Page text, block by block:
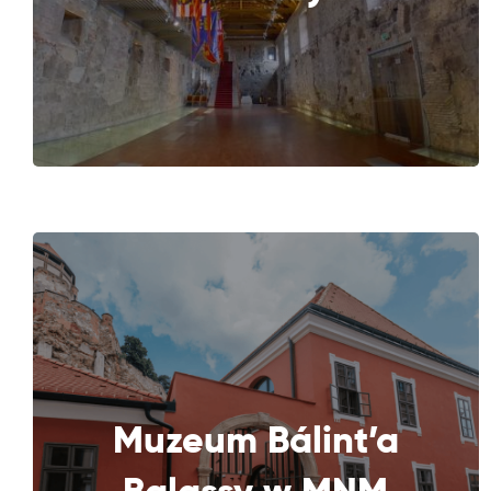
Muzeum Bálint’a
DALEJ